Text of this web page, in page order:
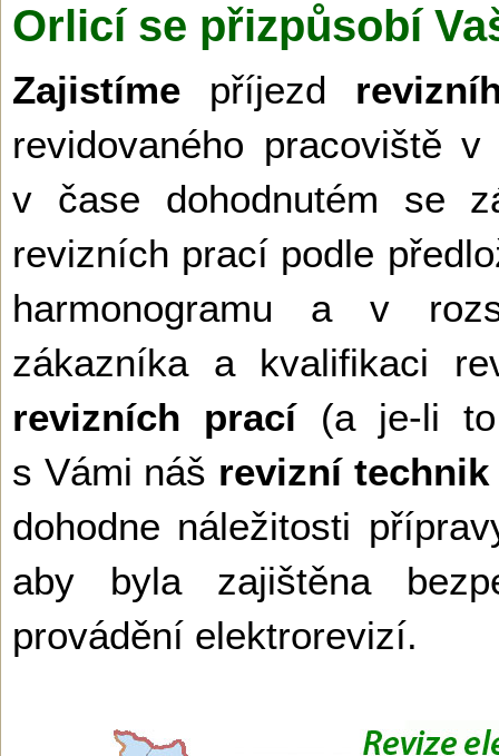
Orlicí se přizpůsobí
Zajistíme příjezd
revidovaného pracoviště
v čase dohodnutém se
revizních prací podle
harmonogramu a v
zákazníka a kvalifikaci
revizních prací(a je-li to
s Vámi náš revizní
dohodne náležitosti
aby byla zajištěna
provádění elektrorevizí.